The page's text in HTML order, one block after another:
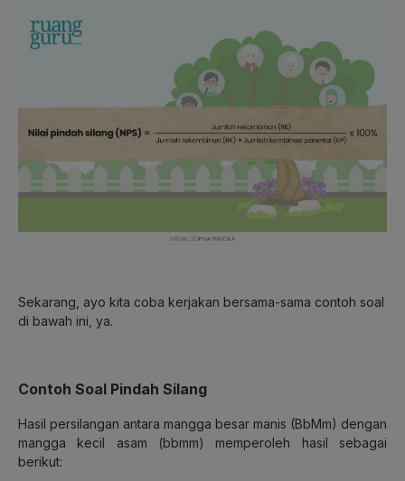
Sekarang, ayo kita coba kerjakan bersama-sama contoh soal
di bawah ini, ya.
Contoh Soal Pindah Silang
Hasil persilangan antara mangga besar manis (BbMm) dengan
mangga kecil asam (bbmm) memperoleh hasil sebagai
berikut: